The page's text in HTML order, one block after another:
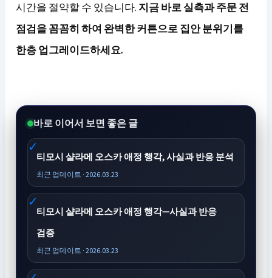
시간을 절약할 수 있습니다. 지금 바로 실측과 주문 전
점검을 꼼꼼히 하여 완벽한 커튼으로 집안 분위기를
한층 업그레이드하세요.
바로 이어서 보면 좋은 글
티모시 샬라메 오스카 애정 행각, 사실과 반응 분석
최근 업데이트 · 2026.03.23
티모시 샬라메 오스카 애정 행각—사실과 반응
검증
최근 업데이트 · 2026.03.23